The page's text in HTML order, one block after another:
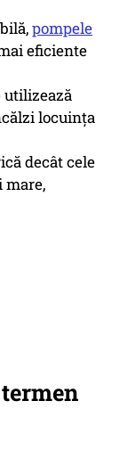
pompele
eficiente
utilizează
locuința
decât cele
mare,